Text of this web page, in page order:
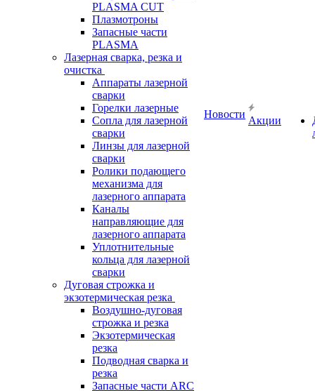
PLASMA CUT
Плазмотроны
Запасные части
PLASMA
Лазерная сварка, резка и
очистка
Аппараты лазерной
сварки
Горелки лазерные
Сопла для лазерной
сварки
Линзы для лазерной
сварки
Ролики подающего
механизма для
лазерного аппарата
Каналы
направляющие для
лазерного аппарата
Уплотнительные
кольца для лазерной
сварки
Дуговая строжка и
экзотермическая резка
Воздушно-дуговая
строжка и резка
Экзотермическая
резка
Подводная сварка и
резка
Запасные части ARC
Новости
Акции